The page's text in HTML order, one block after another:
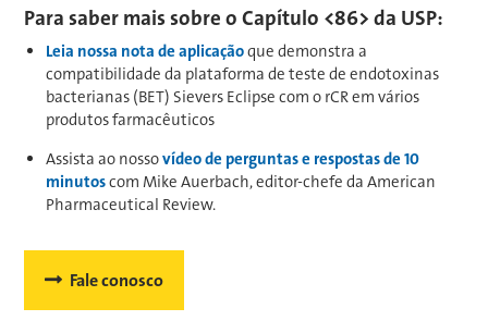
Para saber mais sobre o Capítulo <86> da USP:
Leia nossa nota de aplicaçãoque demonstra a
compatibilidade da plataforma de teste de endotoxinas
bacterianas (BET) Sievers Eclipse com o rCR em vários
produtos farmacêuticos
Assista ao nossovídeo de perguntas e respostas de 10
minutoscom Mike Auerbach, editor-chefe da American
Pharmaceutical Review.
Fale conosco